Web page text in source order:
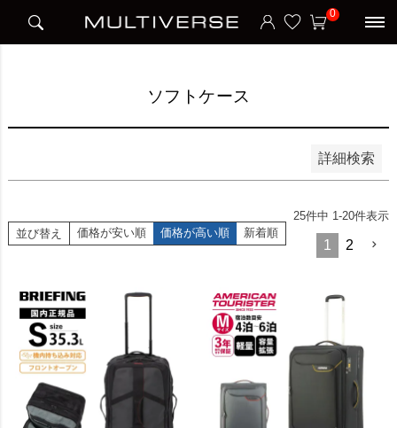
0
ソフトケース
詳細検索
並び順
新着順
並び替え 価格が安い順 価格が高い順 新着順
25件中 1-20件表示
1 2